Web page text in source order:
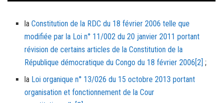
laConstitution de la RDC du 18 février 2006 telle que
modifiée par la Loi n° 11/002 du 20 janvier 2011 portant
révision de certains articles de la Constitution de la
République démocratique du Congo du 18 février 2006[2] ;
la Loi organique n° 13/026 du 15 octobre 2013 portant
organisation et fonctionnement de la Cour